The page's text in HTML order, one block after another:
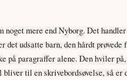
noget mere end Nyborg. Det
det udsatte barn, den hårdt
på paragraffer alene. Den hviler
bliver til en skrivebordsøvelse, så